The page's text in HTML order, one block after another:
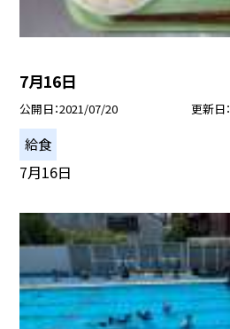
7月16日
公開日 2021/07/20 更新日
給食
7月16日